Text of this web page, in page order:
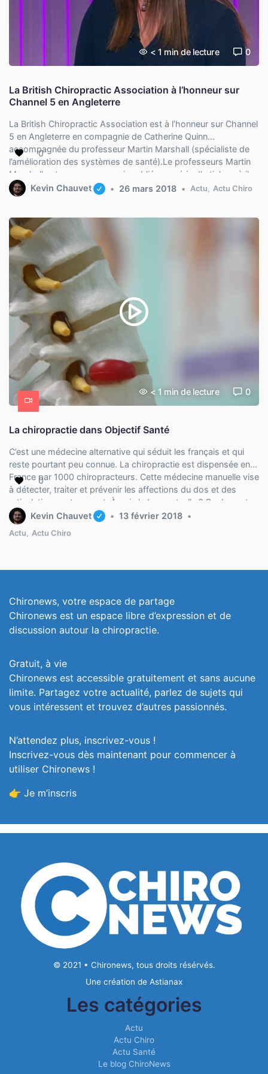
< 1 min de lecture 0
La British Chiropractic Association à l’honneur sur
Channel 5 en Angleterre
La British Chiropractic Association est à l’honneur sur Channel
5 en Angleterre en compagnie de Catherine Quinn
accompagnée du professeur Martin Marshall (spécialiste de
l’amélioration des systèmes de santé).Le professeurs Martin
Marshall est connu pour avoir publié une série d’articles où il
demande aux professionnels de santé du monde entier
d’arrêter de prescrire des antidouleurs […]
0
Kevin Chauvet 26 mars 2018 Actu Actu Chiro
< 1 min de lecture 0
La chiropractie dans Objectif Santé
C’est une médecine alternative qui séduit les français et qui
reste pourtant peu connue. La chiropractie est dispensée en
France par 1000 chiropracteurs. Cette médecine manuelle vise
à détecter, traiter et prévenir les affections du dos et des
articulations notamment. À qui s’adresse-t-elle ? Quels sont
ses bénéfices ? Pour répondre à ces questions, Florent […]
0
Kevin Chauvet 13 février 2018
Actu Actu Chiro
Chironews, votre espace de partage
Chironews est un espace libre d’expression et de
discussion autour la chiropractie.
Gratuit, à vie
Chironews est accessible gratuitement et sans aucune
limite. Partagez votre actualité, parlez de sujets qui
vous intéressent et trouvez d’autres passionnés.
N’attendez plus, inscrivez-vous !
Inscrivez-vous dès maintenant pour commencer à
utiliser Chironews !
👉 Je m’inscris
© 2021 • Chironews, tous droits résérvés.
Une création de Astianax
Les catégories
Actu
Actu Chiro
Actu Santé
Le blog ChiroNews